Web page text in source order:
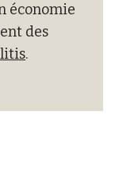
économie
des
.